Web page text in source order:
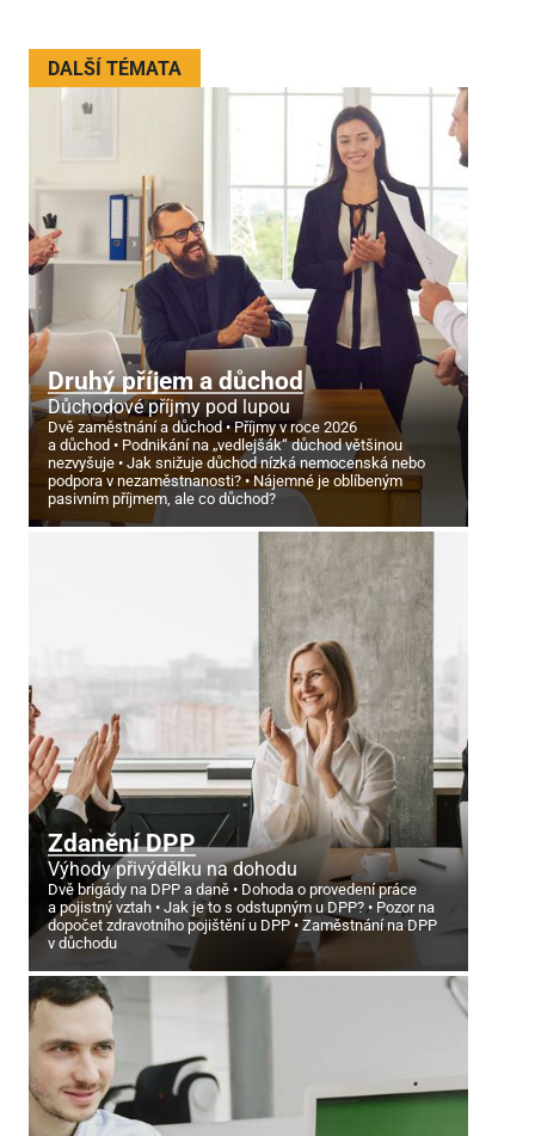
DALŠÍ TÉMATA
Druhý příjem a důchod
Důchodové příjmy pod lupou
Dvě zaměstnání a důchod
Příjmy v roce 2026
a důchod
Podnikání na „vedlejšák“ důchod většinou
nezvyšuje
Jak snižuje důchod nízká nemocenská nebo
podpora v nezaměstnanosti?
Nájemné je oblíbeným
pasivním příjmem, ale co důchod?
Zdanění DPP
Výhody přivýdělku na dohodu
Dvě brigády na DPP a daně
Dohoda o provedení práce
a pojistný vztah
Jak je to s odstupným u DPP?
Pozor na
dopočet zdravotního pojištění u DPP
Zaměstnání na DPP
v důchodu